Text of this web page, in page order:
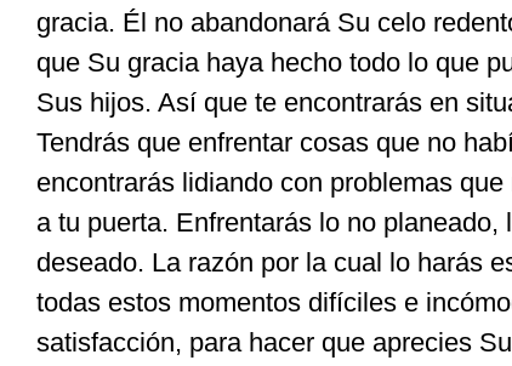
gracia. Él no abandonará Su celo
que Su gracia haya hecho todo lo que
Sus hijos. Así que te encontrarás en
Tendrás que enfrentar cosas que no
encontrarás lidiando con problemas
a tu puerta. Enfrentarás lo no planeado,
deseado. La razón por la cual lo harás
todas estos momentos difíciles e
satisfacción, para hacer que aprecies